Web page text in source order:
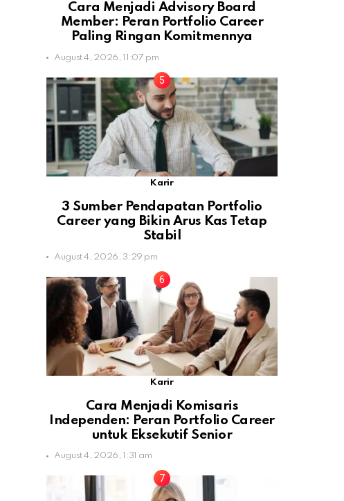
Cara Menjadi Advisory Board
Member: Peran Portfolio Career
Paling Ringan Komitmennya
August 4, 2026, 11:07 pm
Karir
3 Sumber Pendapatan Portfolio
Career yang Bikin Arus Kas Tetap
Stabil
August 4, 2026, 3:29 pm
Karir
Cara Menjadi Komisaris
Independen: Peran Portfolio Career
untuk Eksekutif Senior
August 4, 2026, 1:31 am